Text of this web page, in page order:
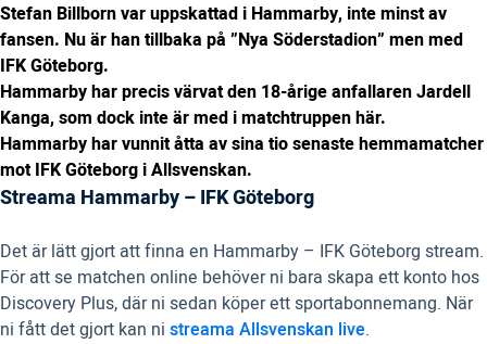
Stefan Billborn var uppskattad i Hammarby, inte minst av
fansen. Nu är han tillbaka på ”Nya Söderstadion” men med
IFK Göteborg.
Hammarby har precis värvat den 18-årige anfallaren Jardell
Kanga, som dock inte är med i matchtruppen här.
Hammarby har vunnit åtta av sina tio senaste hemmamatcher
mot IFK Göteborg i Allsvenskan.
Streama Hammarby – IFK Göteborg
Det är lätt gjort att finna en Hammarby – IFK Göteborg stream.
För att se matchen online behöver ni bara skapa ett konto hos
Discovery Plus, där ni sedan köper ett sportabonnemang. När
ni fått det gjort kan ni streama Allsvenskan live.